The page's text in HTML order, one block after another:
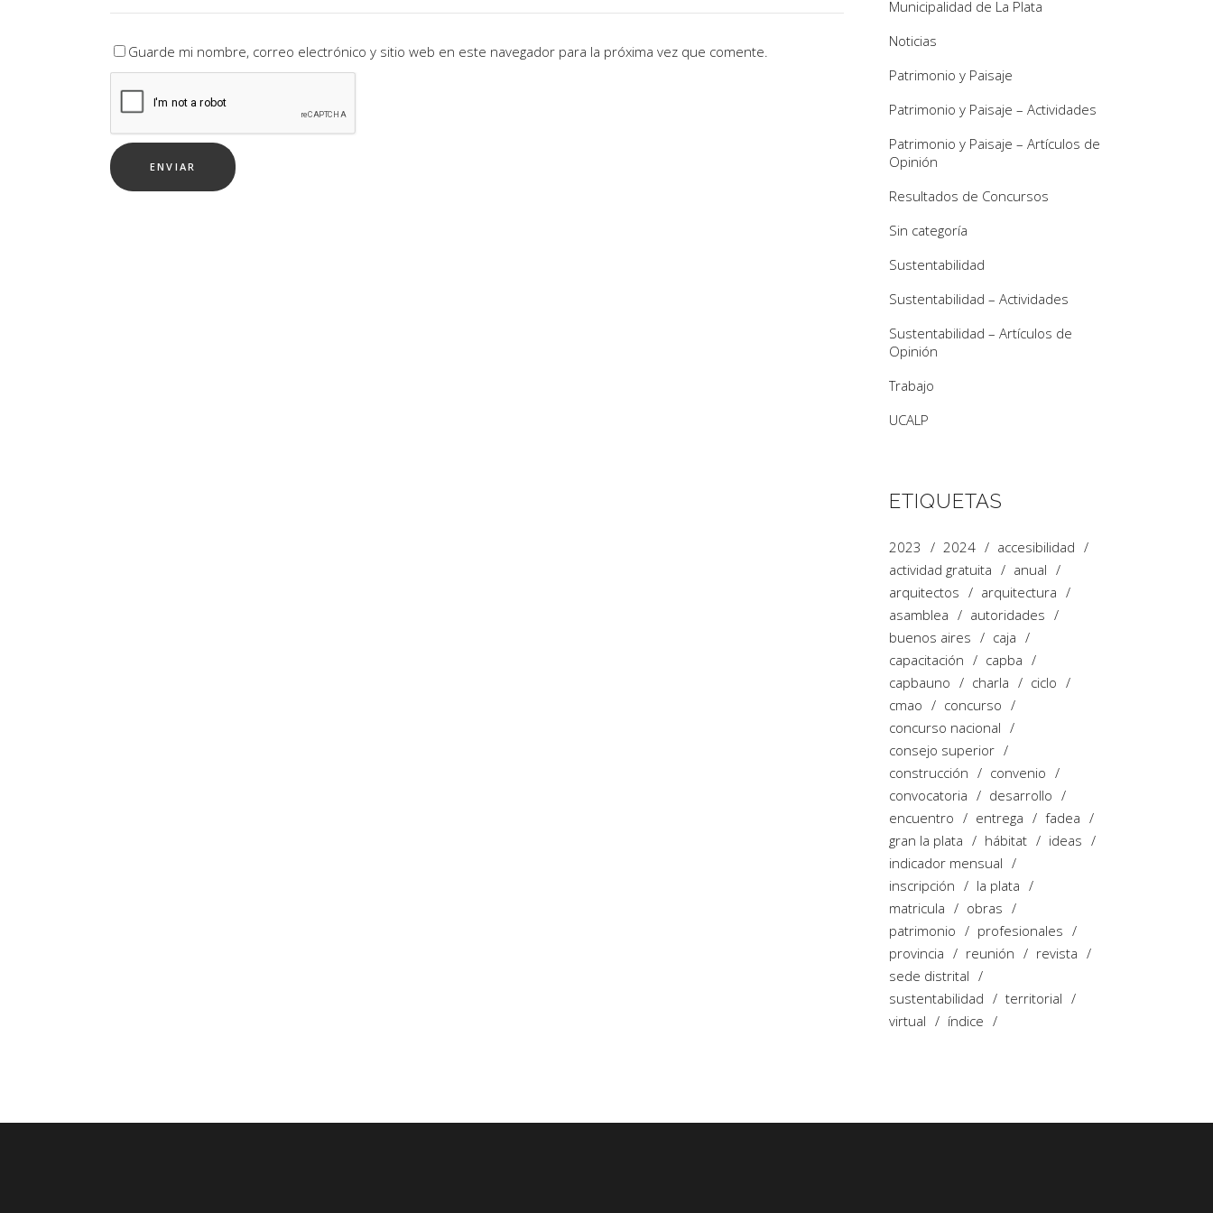
Guarde mi nombre, correo electrónico y sitio web en este navegador para la próxima vez que comente.
Municipalidad de La Plata
Noticias
Patrimonio y Paisaje
Patrimonio y Paisaje – Actividades
Patrimonio y Paisaje – Artículos de
Opinión
Resultados de Concursos
Sin categoría
Sustentabilidad
Sustentabilidad – Actividades
Sustentabilidad – Artículos de
Opinión
Trabajo
UCALP
ETIQUETAS
2023 2024
accesibilidad
actividad gratuita
anual
arquitectos
arquitectura
asamblea
autoridades
buenos aires
caja
capacitación
capba
capbauno
charla
ciclo
cmao
concurso
concurso nacional
consejo superior
construcción
convenio
convocatoria
desarrollo
encuentro
entrega
fadea
gran la plata
hábitat
ideas
indicador mensual
inscripción
la plata
matricula
obras
patrimonio
profesionales
provincia
reunión
revista
sede distrital
sustentabilidad
territorial
virtual
índice